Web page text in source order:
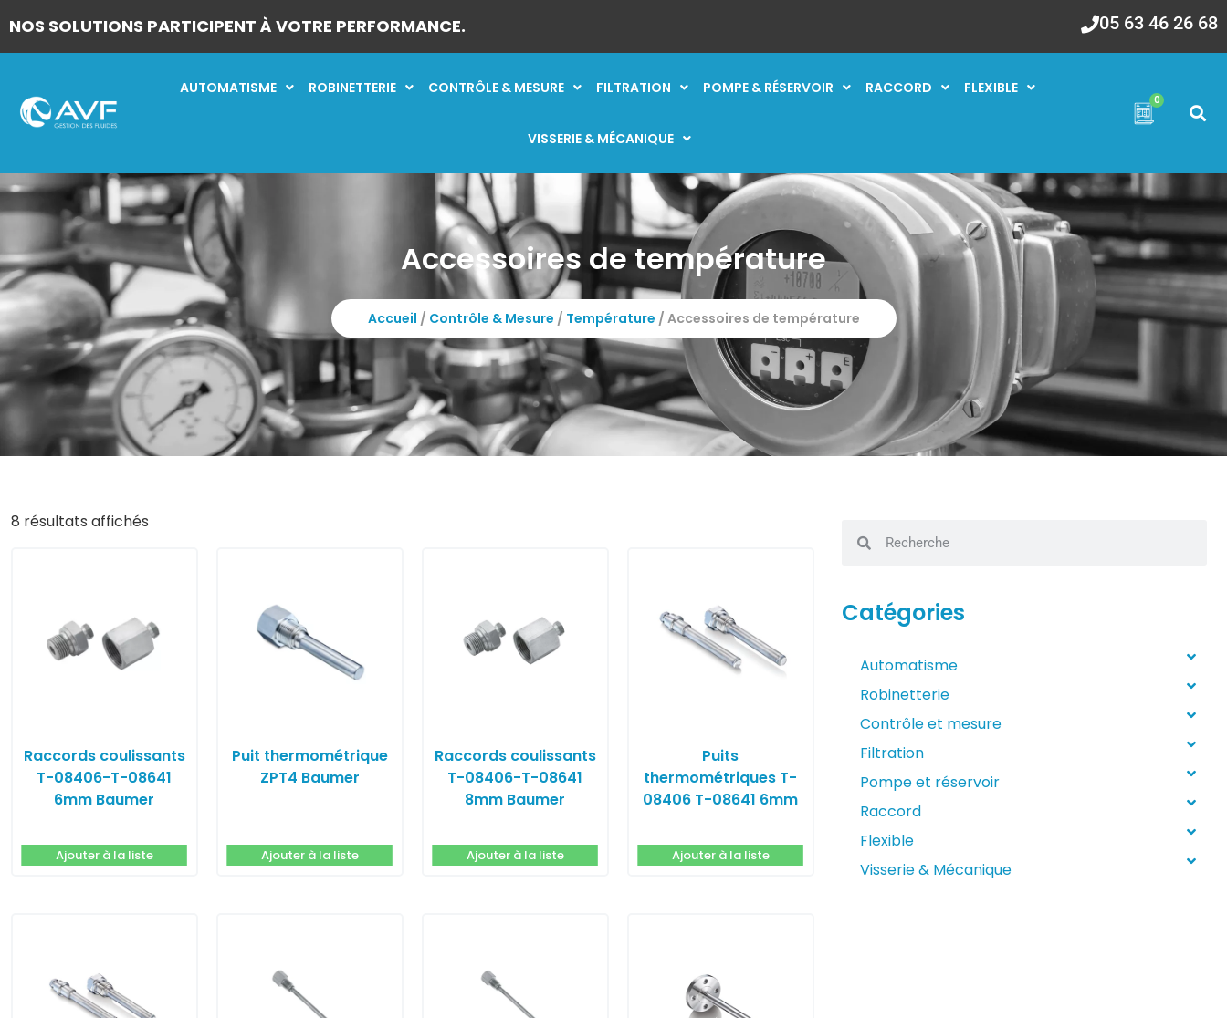
NOS SOLUTIONS PARTICIPENT À VOTRE PERFORMANCE. 05 63 46 26 68
AUTOMATISME ROBINETTERIE CONTRÔLE & MESURE FILTRATION POMPE & RÉSERVOIR RACCORD FLEXIBLE
VISSERIE & MÉCANIQUE
0
Accessoires de température
Accueil / Contrôle & Mesure / Température / Accessoires de température
8 résultats affichés
Raccords coulissants
T-08406-T-08641
6mm Baumer
Ajouter à la liste
Puit thermométrique
ZPT4 Baumer
Ajouter à la liste
Raccords coulissants
T-08406-T-08641
8mm Baumer
Ajouter à la liste
Puits
thermométriques T-
08406 T-08641 6mm
Ajouter à la liste
Catégories
Automatisme
Robinetterie
Contrôle et mesure
Filtration
Pompe et réservoir
Raccord
Flexible
Visserie & Mécanique